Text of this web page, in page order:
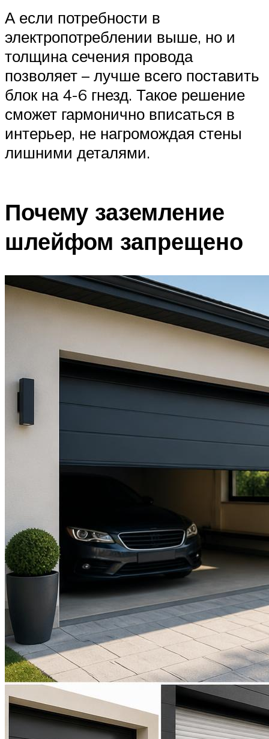
А если потребности в
электропотреблении выше, но и
толщина сечения провода
позволяет – лучше всего поставить
блок на 4-6 гнезд. Такое решение
сможет гармонично вписаться в
интерьер, не нагромождая стены
лишними деталями.
Почему заземление
шлейфом запрещено